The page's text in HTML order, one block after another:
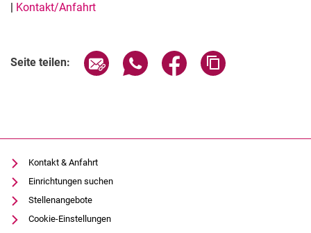
| Kontakt/Anfahrt
Seite teilen: Seite über E-Mail teilen
Seite über WhatsApp teilen
Seite über Facebook
Kontakt & Anfahrt
Einrichtungen suchen
Stellenangebote
Cookie-Einstellungen